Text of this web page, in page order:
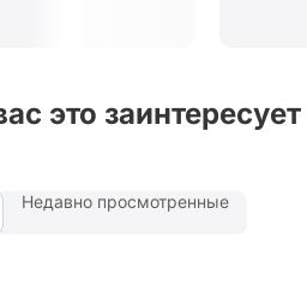
это заинтересует
Недавно просмотренные